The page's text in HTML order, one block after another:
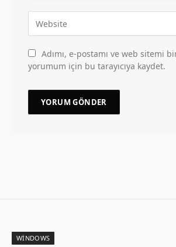
Adımı, e-postamı ve web sitemi
yorumum için bu tarayıcıya kaydet.
WINDOWS